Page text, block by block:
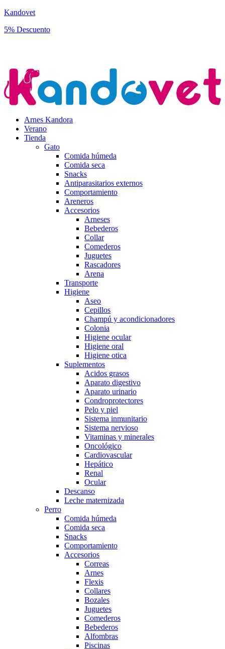
Kandovet
5% Descuento
Arnes Kandora
Verano
Tienda
Gato
Comida húmeda
Comida seca
Snacks
Antiparasitarios externos
Comportamiento
Areneros
Accesorios
Arneses
Bebederos
Collar
Comederos
Juguetes
Rascadores
Arena
Transporte
Higiene
Aseo
Cepillos
Champú y acondicionadores
Colonia
Higiene ocular
Higiene oral
Higiene otica
Suplementos
Acidos grasos
Aparato digestivo
Aparato urinario
Condroprotectores
Pelo y piel
Sistema inmunitario
Sistema nervioso
Vitaminas y minerales
Oncológico
Cardiovascular
Hepático
Renal
Ocular
Descanso
Leche maternizada
Perro
Comida húmeda
Comida seca
Snacks
Comportamiento
Accesorios
Correas
Arnes
Flexis
Collares
Bozales
Juguetes
Comederos
Bebederos
Alfombras
Piscinas